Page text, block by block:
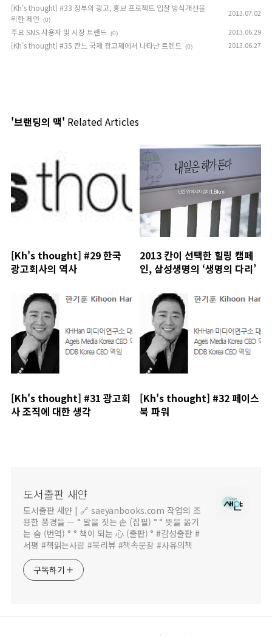
[Kh's thought] #33 정부의 광고, 홍보 프로젝트 입찰 방식개선을
위한 제언
(0)
2013.07.02
주요 SNS 사용자 및 시장 트랜드 (0) 2013.06.29
[Kh's thought] #35 칸느 국제 광고제에서 나타난 트렌드 (0) 2013.06.27
'브랜딩의 맥' Related Articles
[Kh's thought] #29 한국
광고회사의 역사
2013 칸이 선택한 힐링 캠페
인, 삼성생명의 ‘생명의 다리’
[Kh's thought] #31 광고회
사 조직에 대한 생각
[Kh's thought] #32 페이스
북 파워
도서출판 새얀
도서출판 새얀 | 🔗 saeyanbooks.com 작업의 조
용한 풍경들 — ° 말을 짓는 손 (집필) ° ° 뜻을 옮기
는 숨 (번역) ° ° 책이 되는 心 (출판) ° #감성출판 #
서평 #책읽는사람 #북리뷰 #책속문장 #사유의책
구독하기